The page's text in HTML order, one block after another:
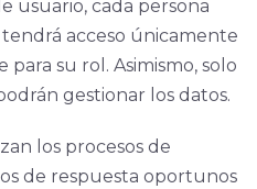
usuario, cada persona
acceso únicamente
su rol. Asimismo, solo
gestionar los datos.
los procesos de
de respuesta oportunos